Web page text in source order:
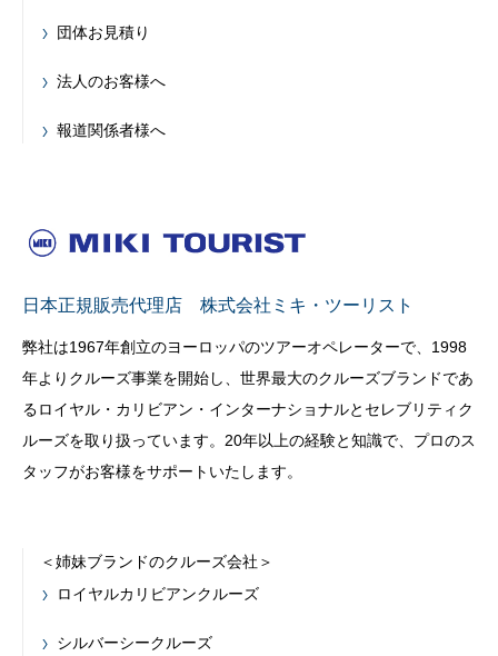
団体お見積り
法人のお客様へ
報道関係者様へ
日本正規販売代理店 株式会社ミキ・ツーリスト
弊社は1967年創立のヨーロッパのツアーオペレーターで、1998
年よりクルーズ事業を開始し、世界最大のクルーズブランドであ
るロイヤル・カリビアン・インターナショナルとセレブリティク
ルーズを取り扱っています。20年以上の経験と知識で、プロのス
タッフがお客様をサポートいたします。
＜姉妹ブランドのクルーズ会社＞
ロイヤルカリビアンクルーズ
シルバーシークルーズ